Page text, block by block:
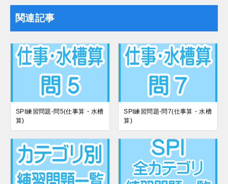
関連記事
SPI練習問題-問5(仕事算・水槽
算)
SPI練習問題-問7(仕事算・水槽
算)